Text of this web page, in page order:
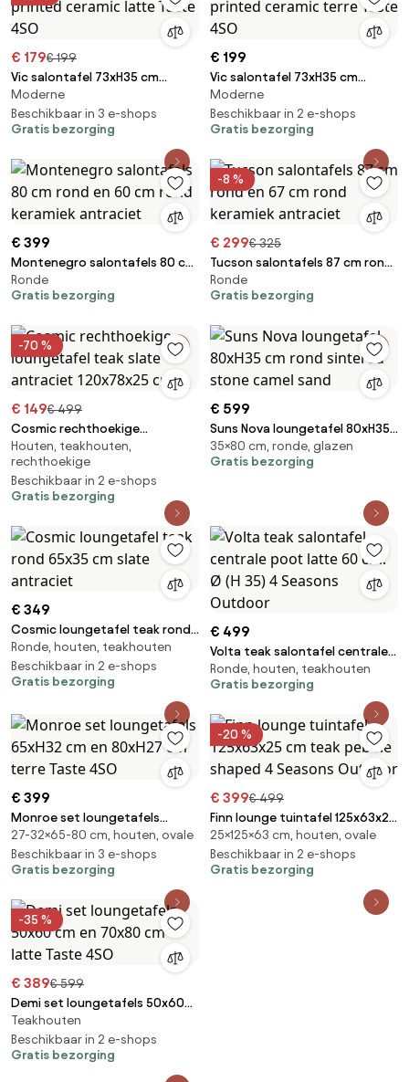
€ 179€ 199
Vic salontafel 73xH35 cm
printed ceramic latte Taste
4SO
Moderne
Beschikbaar in 3 e-shops
Gratis bezorging
€ 199
Vic salontafel 73xH35 cm
printed ceramic terre Taste
4SO
Moderne
Beschikbaar in 2 e-shops
Gratis bezorging
€ 399
Montenegro salontafels 80 cm
rond en 60 cm rond keramiek
antraciet
Ronde
Gratis bezorging
-8 %
€ 299€ 325
Tucson salontafels 87 cm rond
en 67 cm rond keramiek
antraciet
Ronde
Gratis bezorging
-70 %
€ 149€ 499
Cosmic rechthoekige
loungetafel teak slate
antraciet 120x78x25 cm
Houten, teakhouten,
rechthoekige
Beschikbaar in 2 e-shops
Gratis bezorging
€ 599
Suns Nova loungetafel 80xH35
cm rond sintered stone camel
sand
35×80 cm, ronde, glazen
Gratis bezorging
€ 349
Cosmic loungetafel teak rond
65x35 cm slate antraciet
Ronde, houten, teakhouten
Beschikbaar in 2 e-shops
Gratis bezorging
€ 499
Volta teak salontafel centrale
poot latte 60 cm. Ø (H 35) 4
Seasons Outdoor
Ronde, houten, teakhouten
Gratis bezorging
€ 399
Monroe set loungetafels
65xH32 cm en 80xH27 cm terre
Taste 4SO
27-32×65-80 cm, houten, ovale
Beschikbaar in 3 e-shops
Gratis bezorging
-20 %
€ 399€ 499
Finn lounge tuintafel 125x63x25
cm teak pebble shaped 4
Seasons Outdoor
25×125×63 cm, houten, ovale
Beschikbaar in 2 e-shops
Gratis bezorging
-35 %
€ 389€ 599
Demi set loungetafels 50x60
cm en 70x80 cm latte Taste
4SO
Teakhouten
Beschikbaar in 2 e-shops
Gratis bezorging